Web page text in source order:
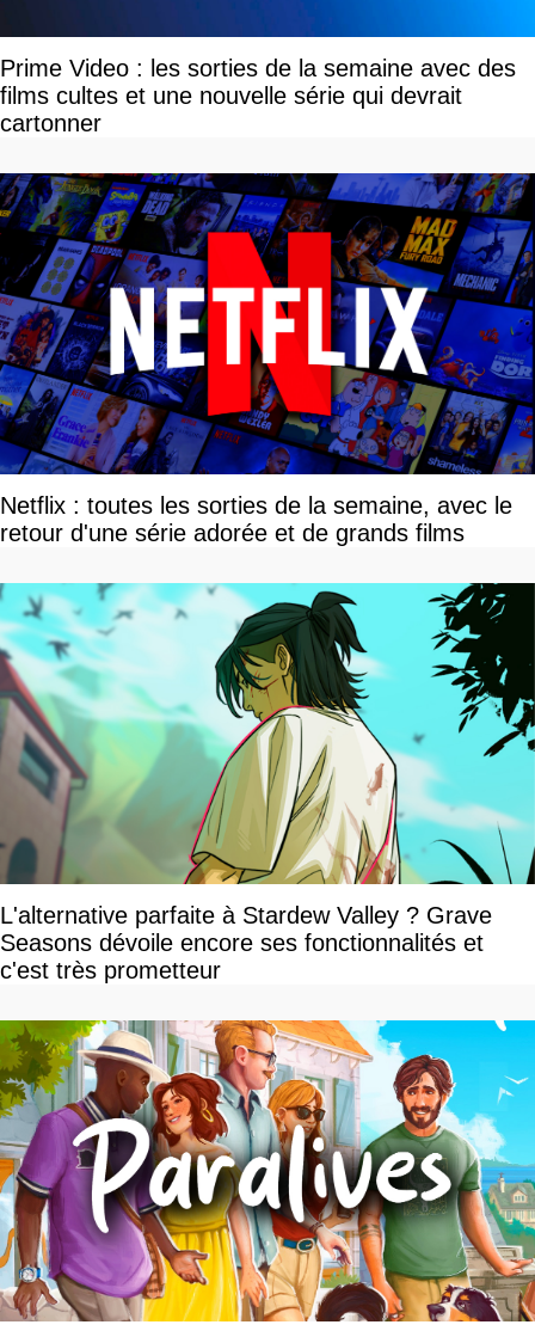
Prime Video : les sorties de la semaine avec des
films cultes et une nouvelle série qui devrait
cartonner
Netflix : toutes les sorties de la semaine, avec le
retour d'une série adorée et de grands films
L'alternative parfaite à Stardew Valley ? Grave
Seasons dévoile encore ses fonctionnalités et
c'est très prometteur